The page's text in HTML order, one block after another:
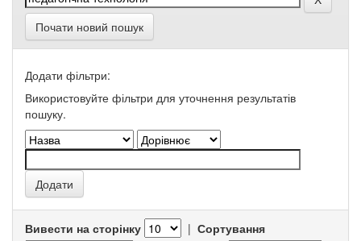
Почати новий пошук
Додати фільтри:
Використовуйте фільтри для уточнення результатів
пошуку.
Вивести на сторінку | Сортування